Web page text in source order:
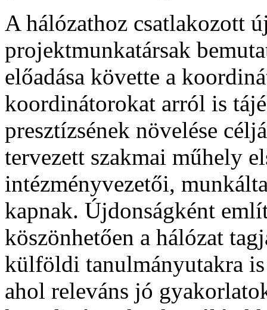
A hálózathoz csatlakozott
projektmunkatársak
előadása követte a
koordinátorokat arról is
presztízsének növelése
tervezett szakmai műhely
intézményvezetői,
kapnak. Újdonságként
köszönhetően a hálózat
külföldi tanulmányutakra
ahol releváns jó